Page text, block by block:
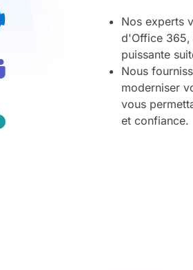
Nos experts
d'Office 365,
puissante
Nous
moderniser
vous
et confiance.